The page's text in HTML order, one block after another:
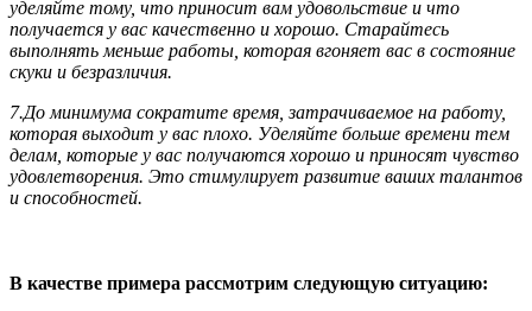
уделяйте тому, что приносит вам удовольствие и что
получается у вас качественно и хорошо. Старайтесь
выполнять меньше работы, которая вгоняет вас в состояние
скуки и безразличия.
7.До минимума сократите время, затрачиваемое на работу,
которая выходит у вас плохо. Уделяйте больше времени тем
делам, которые у вас получаются хорошо и приносят чувство
удовлетворения. Это стимулирует развитие ваших талантов
и способностей.
В качестве примера рассмотрим следующую ситуацию: